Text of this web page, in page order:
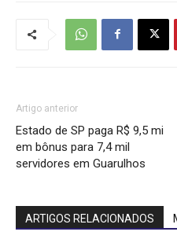
Artigo anterior
Estado de SP paga R$ 9,5 mi
em bônus para 7,4 mil
servidores em Guarulhos
ARTIGOS RELACIONADOS